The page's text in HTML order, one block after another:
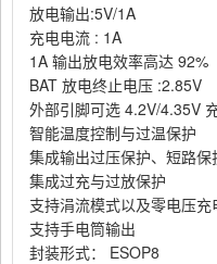
放电输出:5V/1A
充电电流 : 1A
1A 输出放电效率高达 92%
BAT 放电终止电压 :2.85V
外部引脚可选 4.2V/4.35V
智能温度控制与过温保护
集成输出过压保护、短路保
集成过充与过放保护
支持涓流模式以及零电压充
支持手电筒输出
封装形式：
ESOP8